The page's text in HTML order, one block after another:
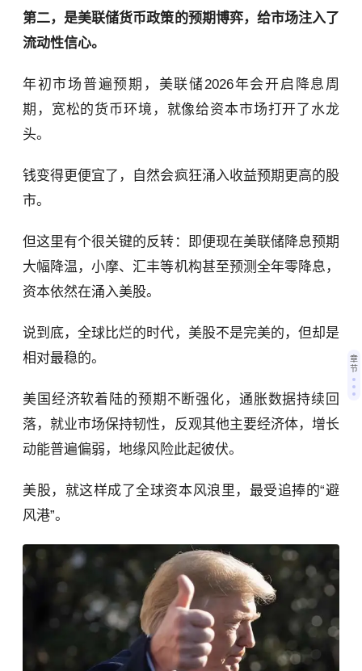
第二，是美联储货币政策的预期博弈，给市场注入了
流动性信心。
年初市场普遍预期，美联储2026年会开启降息周
期，宽松的货币环境，就像给资本市场打开了水龙
头。
钱变得更便宜了，自然会疯狂涌入收益预期更高的股
市。
但这里有个很关键的反转：即便现在美联储降息预期
大幅降温，小摩、汇丰等机构甚至预测全年零降息，
资本依然在涌入美股。
说到底，全球比烂的时代，美股不是完美的，但却是
相对最稳的。
美国经济软着陆的预期不断强化，通胀数据持续回
落，就业市场保持韧性，反观其他主要经济体，增长
动能普遍偏弱，地缘风险此起彼伏。
美股，就这样成了全球资本风浪里，最受追捧的“避
风港”。
章
节